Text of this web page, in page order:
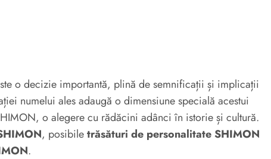
o decizie importantă, plină de semnificații și implicații
numelui ales adaugă o dimensiune specială acestui
o alegere cu rădăcini adânci în istorie și cultură.
, posibiletrăsături de personalitate SHIMON
.